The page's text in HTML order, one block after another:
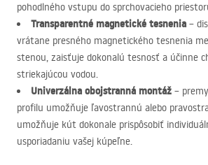
pohodlného vstupu do sprchovacieho
Transparentné magnetické tesnenia –
vrátane presného magnetického tesnenia
stenou, zaisťuje dokonalú tesnosť a účinne
striekajúcou vodou.
Univerzálna obojstranná montáž –
profilu umožňuje ľavostrannú alebo
umožňuje kút dokonale prispôsobiť
usporiadaniu vašej kúpeľne.